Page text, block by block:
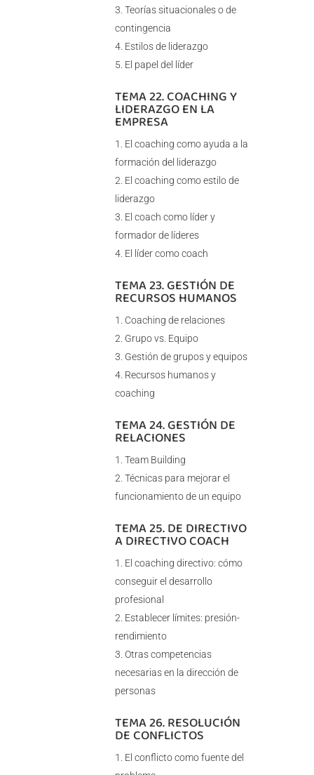
Teorías situacionales o de
contingencia
Estilos de liderazgo
El papel del líder
TEMA 22. COACHING Y
LIDERAZGO EN LA
EMPRESA
El coaching como ayuda a la
formación del liderazgo
El coaching como estilo de
liderazgo
El coach como líder y
formador de líderes
El líder como coach
TEMA 23. GESTIÓN DE
RECURSOS HUMANOS
Coaching de relaciones
Grupo vs. Equipo
Gestión de grupos y equipos
Recursos humanos y
coaching
TEMA 24. GESTIÓN DE
RELACIONES
Team Building
Técnicas para mejorar el
funcionamiento de un equipo
TEMA 25. DE DIRECTIVO
A DIRECTIVO COACH
El coaching directivo: cómo
conseguir el desarrollo
profesional
Establecer límites: presión-
rendimiento
Otras competencias
necesarias en la dirección de
personas
TEMA 26. RESOLUCIÓN
DE CONFLICTOS
El conflicto como fuente del